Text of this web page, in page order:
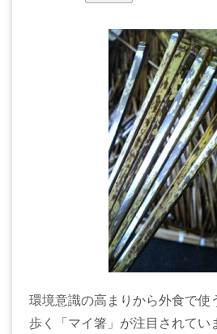
環境意識の高まりから外食で使
歩く「マイ箸」が注目されてい